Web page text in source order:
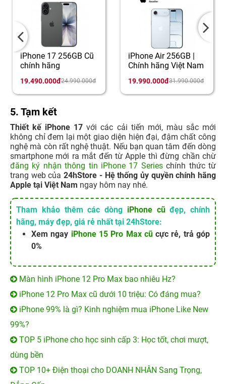
iPhone 17 256GB Cũ
chính hãng
19.490.000đ24.990.000đ
iPhone Air 256GB |
Chính hãng Việt Nam
19.990.000đ31.990.000đ
5. Tạm kết
Thiết kế iPhone 17 với các cải tiến mới, màu sắc mới
không chỉ đem lại một giao diện hiện đại, đậm chất công
nghệ mà còn rất nghệ thuật. Nếu bạn quan tâm đến dòng
smartphone mới ra mắt đến từ Apple thì đừng chần chừ
đăng ký nhận thông tin iPhone 17 Serieschính thức từ
trang web của24hStore - Hệ thống ủy quyền chính hãng
Apple tại Việt Nam ngay hôm nay nhé.
Tham khảo thêm các dòng iPhone cũđẹp, chính
hãng, máy đẹp, giá rẻ nhất tại 24hStore:
Xem ngay iPhone 15 Pro Max cũcực rẻ, trả góp
0%
Màn hình iPhone 12 Pro Max bao nhiêu Hz?
iPhone 12 Pro Max cũ dưới 10 triệu: Có đáng mua?
iPhone 99% là gì? Kinh nghiệm mua iPhone Like New
99%?
TOP 5 iPhone cho học sinh cấp 3: Học tốt, chơi mượt,
dùng bền
TOP 10+ Điện thoại cho DOANH NHÂN Sang Trọng,